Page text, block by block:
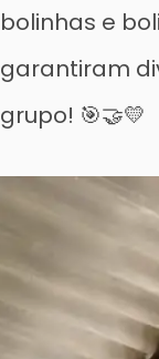
bolinhas e
garantiram
grupo! 🎯🤝💛